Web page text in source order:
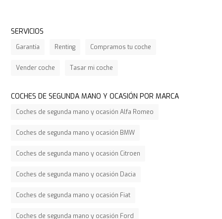
SERVICIOS
Garantía Renting Compramos tu coche
Vender coche Tasar mi coche
COCHES DE SEGUNDA MANO Y OCASIÓN POR MARCA
Coches de segunda mano y ocasión Alfa Romeo
Coches de segunda mano y ocasión BMW
Coches de segunda mano y ocasión Citroen
Coches de segunda mano y ocasión Dacia
Coches de segunda mano y ocasión Fiat
Coches de segunda mano y ocasión Ford